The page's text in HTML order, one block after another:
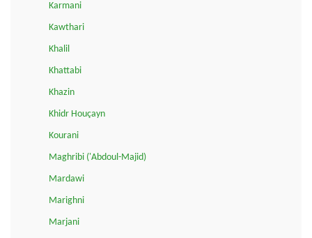
Karmani
Kawthari
Khalil
Khattabi
Khazin
Khidr Houçayn
Kourani
Maghribi ('Abdoul-Majid)
Mardawi
Marighni
Marjani